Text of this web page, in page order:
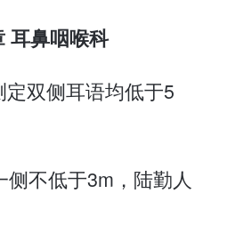
耳鼻咽喉科
定双侧耳语均低于5
不低于3m，陆勤人